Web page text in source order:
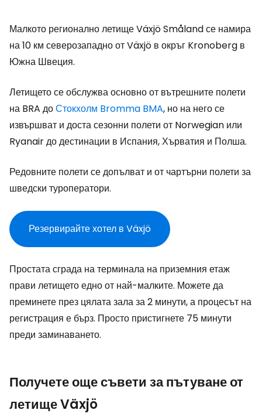
Малкото регионално летище Växjö Småland се намира
на 10 км северозападно от Växjö в окръг Kronoberg в
Южна Швеция.
Летището се обслужва основно от вътрешните полети
на BRA доСтокхолм Bromma BMA, но на него се
извършват и доста сезонни полети от Norwegian или
Ryanair до дестинации в Испания, Хърватия и Полша.
Редовните полети се допълват и от чартърни полети за
шведски туроператори.
Резервирайте хотел в Växjö
Простата сграда на терминала на приземния етаж
прави летището едно от най-малките. Можете да
преминете през цялата зала за 2 минути, а процесът на
регистрация е бърз. Просто пристигнете 75 минути
преди заминаването.
Получете още съвети за пътуване от
летище Växjö